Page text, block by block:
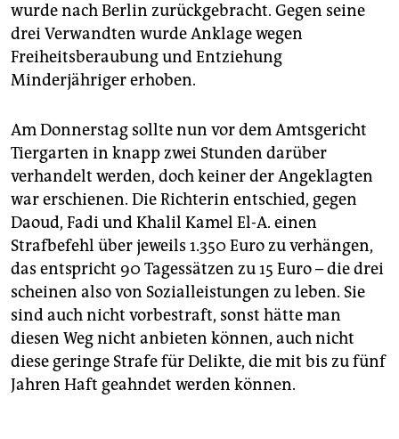
wurde nach Berlin zurückgebracht. Gegen seine
drei Verwandten wurde Anklage wegen
Freiheitsberaubung und Entziehung
Minderjähriger erhoben.
Am Donnerstag sollte nun vor dem Amtsgericht
Tiergarten in knapp zwei Stunden darüber
verhandelt werden, doch keiner der Angeklagten
war erschienen. Die Richterin entschied, gegen
Daoud, Fadi und Khalil Kamel El-A. einen
Strafbefehl über jeweils 1.350 Euro zu verhängen,
das entspricht 90 Tagessätzen zu 15 Euro – die drei
scheinen also von Sozialleistungen zu leben. Sie
sind auch nicht vorbestraft, sonst hätte man
diesen Weg nicht anbieten können, auch nicht
diese geringe Strafe für Delikte, die mit bis zu fünf
Jahren Haft geahndet werden können.